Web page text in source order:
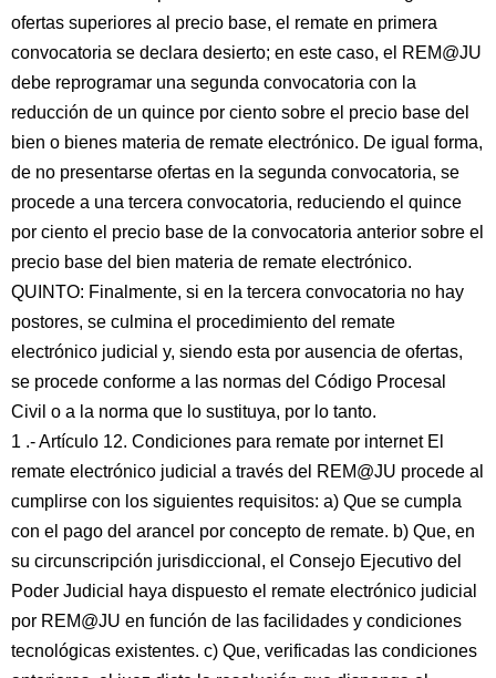
ofertas superiores al precio base, el remate en primera
convocatoria se declara desierto; en este caso, el REM@JU
debe reprogramar una segunda convocatoria con la
reducción de un quince por ciento sobre el precio base del
bien o bienes materia de remate electrónico. De igual forma,
de no presentarse ofertas en la segunda convocatoria, se
procede a una tercera convocatoria, reduciendo el quince
por ciento el precio base de la convocatoria anterior sobre el
precio base del bien materia de remate electrónico.
QUINTO: Finalmente, si en la tercera convocatoria no hay
postores, se culmina el procedimiento del remate
electrónico judicial y, siendo esta por ausencia de ofertas,
se procede conforme a las normas del Código Procesal
Civil o a la norma que lo sustituya, por lo tanto.
1 .- Artículo 12. Condiciones para remate por internet El
remate electrónico judicial a través del REM@JU procede al
cumplirse con los siguientes requisitos: a) Que se cumpla
con el pago del arancel por concepto de remate. b) Que, en
su circunscripción jurisdiccional, el Consejo Ejecutivo del
Poder Judicial haya dispuesto el remate electrónico judicial
por REM@JU en función de las facilidades y condiciones
tecnológicas existentes. c) Que, verificadas las condiciones